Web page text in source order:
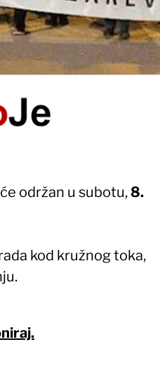
održan u subotu,8.
kod kružnog toka,